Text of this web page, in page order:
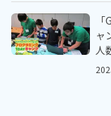
ャ
人
す